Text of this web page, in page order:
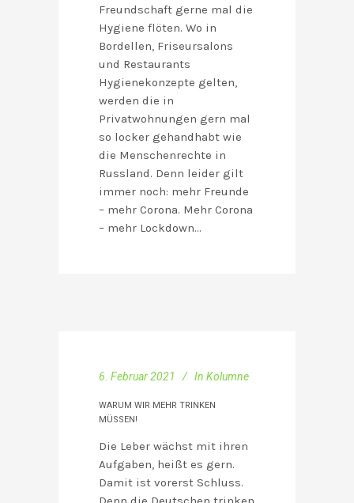
Freundschaft gerne mal die
Hygiene flöten. Wo in
Bordellen, Friseursalons
und Restaurants
Hygienekonzepte gelten,
werden die in
Privatwohnungen gern mal
so locker gehandhabt wie
die Menschenrechte in
Russland. Denn leider gilt
immer noch: mehr Freunde
– mehr Corona. Mehr Corona
– mehr Lockdown…
6. Februar 2021 In Kolumne
WARUM WIR MEHR TRINKEN
MÜSSEN!
Die Leber wächst mit ihren
Aufgaben, heißt es gern.
Damit ist vorerst Schluss.